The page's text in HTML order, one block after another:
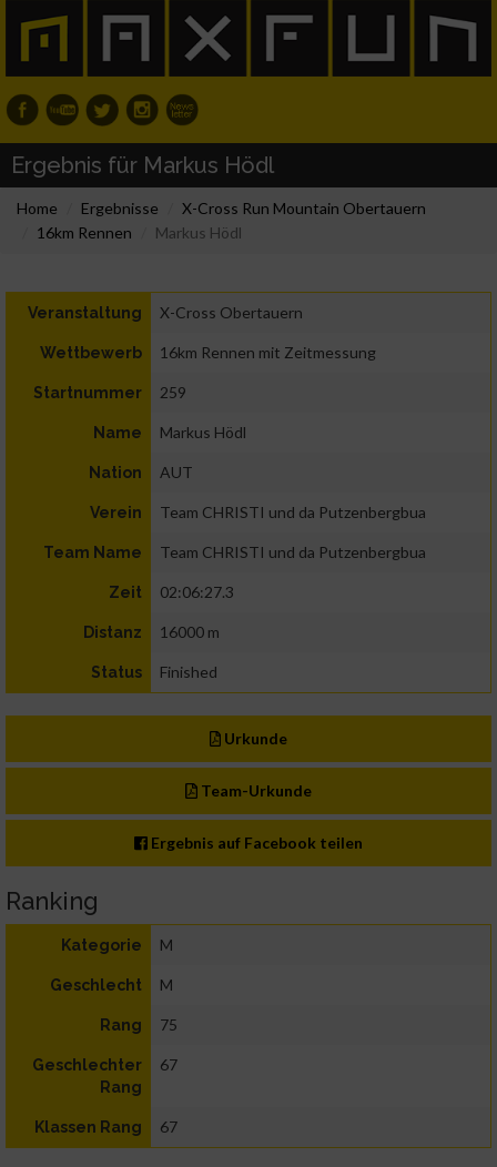
Ergebnis für Markus Hödl
Home Ergebnisse
X-Cross Run Mountain Obertauern
16km Rennen
Markus Hödl
Veranstaltung X-Cross Obertauern
Wettbewerb 16km Rennen mit Zeitmessung
Startnummer 259
Name Markus Hödl
Nation AUT
Verein Team CHRISTI und da Putzenbergbua
Team Name Team CHRISTI und da Putzenbergbua
Zeit 02:06:27.3
Distanz 16000 m
Status Finished
Urkunde
Team-Urkunde
Ergebnis auf Facebook teilen
Ranking
Kategorie M
Geschlecht M
Rang 75
Geschlechter
Rang
67
Klassen Rang 67